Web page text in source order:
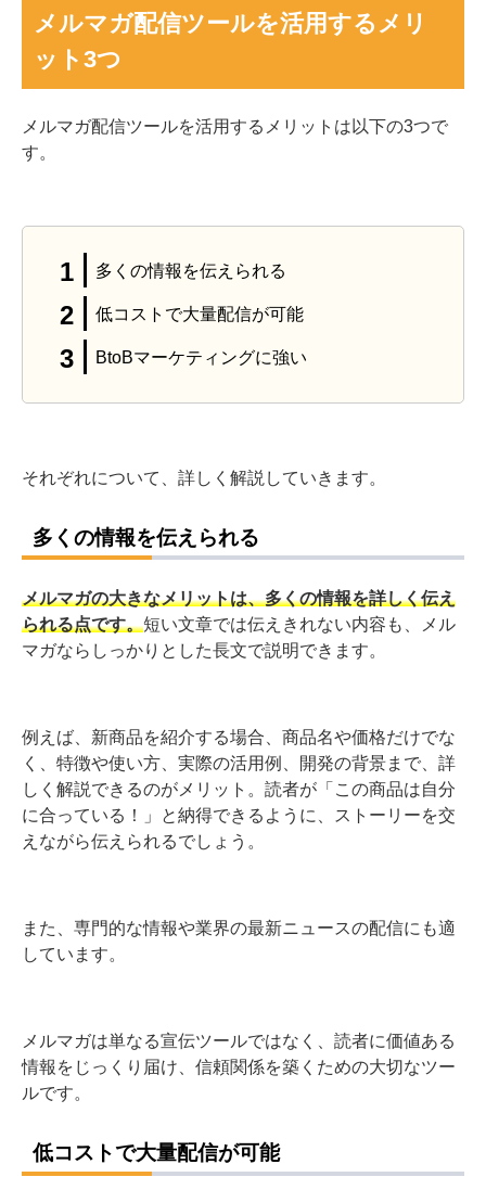
メルマガ配信ツールを活用するメリ
ット3つ
メルマガ配信ツールを活用するメリットは以下の3つで
す。
多くの情報を伝えられる
低コストで大量配信が可能
BtoBマーケティングに強い
それぞれについて、詳しく解説していきます。
多くの情報を伝えられる
メルマガの大きなメリットは、多くの情報を詳しく伝え
られる点です。短い文章では伝えきれない内容も、メル
マガならしっかりとした長文で説明できます。
例えば、新商品を紹介する場合、商品名や価格だけでな
く、特徴や使い方、実際の活用例、開発の背景まで、詳
しく解説できるのがメリット。読者が「この商品は自分
に合っている！」と納得できるように、ストーリーを交
えながら伝えられるでしょう。
また、専門的な情報や業界の最新ニュースの配信にも適
しています。
メルマガは単なる宣伝ツールではなく、読者に価値ある
情報をじっくり届け、信頼関係を築くための大切なツー
ルです。
低コストで大量配信が可能